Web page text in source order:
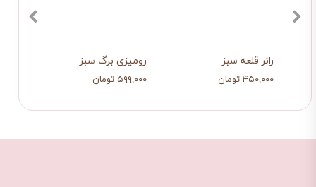
رومیزی برگ سبز
۵۹۹,۰۰۰ تومان
رانر قلعه سبز
۴۵۰,۰۰۰ تومان